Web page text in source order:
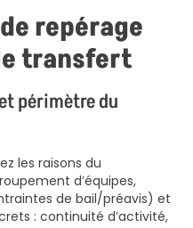
repérage
transfert
périmètre du
les raisons du
d’équipes,
de bail/préavis) et
: continuité d’activité,